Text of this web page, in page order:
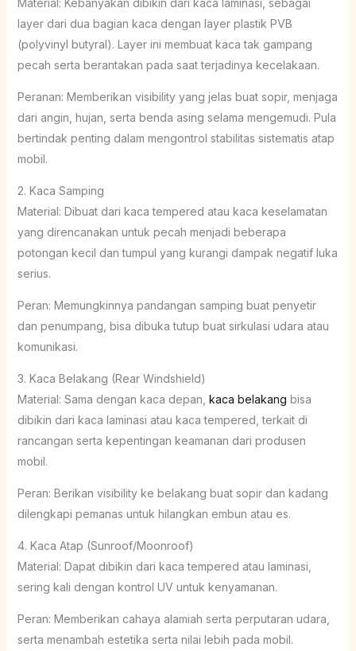
layer dari dua bagian kaca dengan layer plastik PVB
(polyvinyl butyral). Layer ini membuat kaca tak gampang
pecah serta berantakan pada saat terjadinya kecelakaan.
Peranan: Memberikan visibility yang jelas buat sopir, menjaga
dari angin, hujan, serta benda asing selama mengemudi. Pula
bertindak penting dalam mengontrol stabilitas sistematis atap
mobil.
2. Kaca Samping
Material: Dibuat dari kaca tempered atau kaca keselamatan
yang direncanakan untuk pecah menjadi beberapa
potongan kecil dan tumpul yang kurangi dampak negatif luka
serius.
Peran: Memungkinnya pandangan samping buat penyetir
dan penumpang, bisa dibuka tutup buat sirkulasi udara atau
komunikasi.
3. Kaca Belakang (Rear Windshield)
Material: Sama dengan kaca depan, kaca belakang bisa
dibikin dari kaca laminasi atau kaca tempered, terkait di
rancangan serta kepentingan keamanan dari produsen
mobil.
Peran: Berikan visibility ke belakang buat sopir dan kadang
dilengkapi pemanas untuk hilangkan embun atau es.
4. Kaca Atap (Sunroof/Moonroof)
Material: Dapat dibikin dari kaca tempered atau laminasi,
sering kali dengan kontrol UV untuk kenyamanan.
Peran: Memberikan cahaya alamiah serta perputaran udara,
serta menambah estetika serta nilai lebih pada mobil.